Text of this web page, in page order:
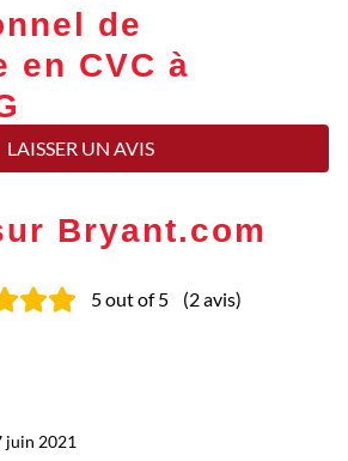
de
en CVC à
LAISSER UN AVIS
Bryant.com
5out of 5 (2avis)
juin 2021